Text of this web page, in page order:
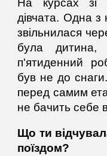
На курсах зі
дівчата. Одна з
звільнилася
була
п'ятиденний
був не до
перед самим
не бачить себе
Що ти
поїздом?